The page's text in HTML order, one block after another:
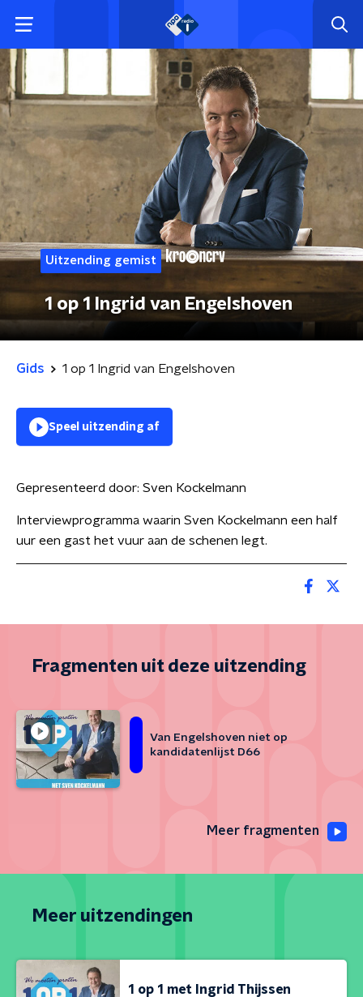
Uitzending gemist
1 op 1 Ingrid van Engelshoven
Gids 1 op 1 Ingrid van Engelshoven
Speel uitzending af
Gepresenteerd door: Sven Kockelmann
Interviewprogramma waarin Sven Kockelmann een half
uur een gast het vuur aan de schenen legt.
Fragmenten uit deze uitzending
Van Engelshoven niet op
kandidatenlijst D66
Meer fragmenten
Meer uitzendingen
1 op 1 met Ingrid Thijssen